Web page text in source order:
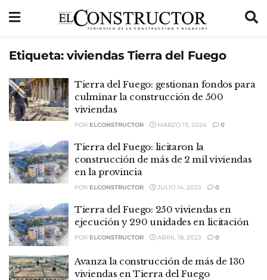
Etiqueta: viviendas Tierra del Fuego
Tierra del Fuego: gestionan fondos para
culminar la construcción de 500
viviendas
POR ELCONSTRUCTOR MARZO 19, 2024 0
Tierra del Fuego: licitaron la
construcción de más de 2 mil viviendas
en la provincia
POR ELCONSTRUCTOR JULIO 14, 2023 0
Tierra del Fuego: 250 viviendas en
ejecución y 290 unidades en licitación
POR ELCONSTRUCTOR ABRIL 18, 2023 0
Avanza la construcción de más de 130
viviendas en Tierra del Fuego